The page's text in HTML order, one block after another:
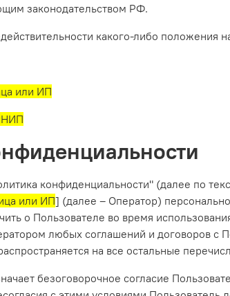
законодательством РФ.
какого-либо положения
или ИП
конфиденциальности" (далее по
или ИП] (далее – Оператор)
о Пользователе во время
любых соглашений и договоров с
на все остальные
безоговорочное согласие